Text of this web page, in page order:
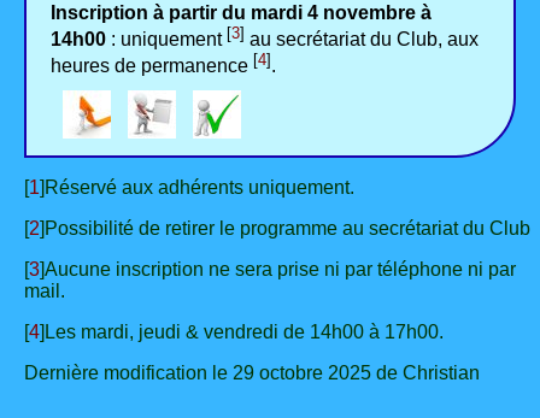
Inscription à partir du mardi 4 novembre à
14h00 : uniquement [3] au secrétariat du Club, aux
heures de permanence [4] .
[1]Réservé aux adhérents uniquement.
[2]Possibilité de retirer le programme au secrétariat du Club
[3]Aucune inscription ne sera prise ni par téléphone ni par
mail.
[4]Les mardi, jeudi & vendredi de 14h00 à 17h00.
Dernière modification le 29 octobre 2025 de Christian